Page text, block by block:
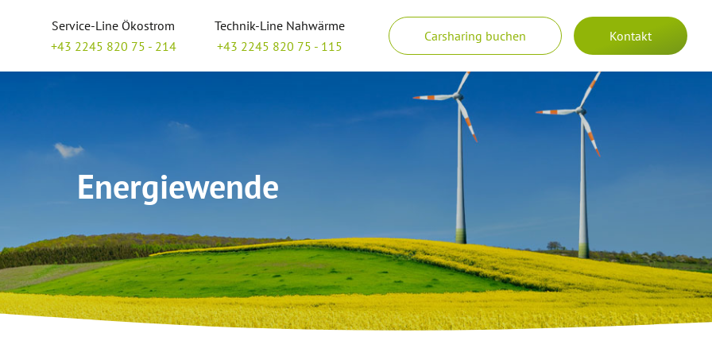
Service-Line Ökostrom
+43 2245 820 75 - 214
Technik-Line Nahwärme
+43 2245 820 75 - 115
Carsharing buchen Kontakt
Energiewende